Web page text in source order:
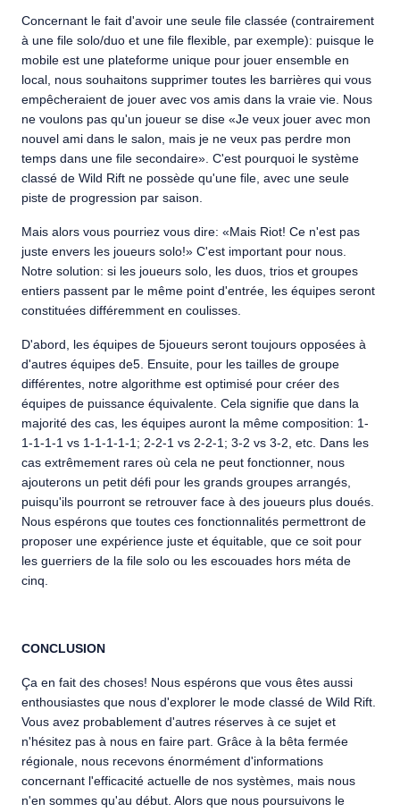
Concernant le fait d'avoir une seule file classée (contrairement
à une file solo/duo et une file flexible, par exemple): puisque le
mobile est une plateforme unique pour jouer ensemble en
local, nous souhaitons supprimer toutes les barrières qui vous
empêcheraient de jouer avec vos amis dans la vraie vie. Nous
ne voulons pas qu'un joueur se dise «Je veux jouer avec mon
nouvel ami dans le salon, mais je ne veux pas perdre mon
temps dans une file secondaire». C'est pourquoi le système
classé de Wild Rift ne possède qu'une file, avec une seule
piste de progression par saison.
Mais alors vous pourriez vous dire: «Mais Riot! Ce n'est pas
juste envers les joueurs solo!» C'est important pour nous.
Notre solution: si les joueurs solo, les duos, trios et groupes
entiers passent par le même point d'entrée, les équipes seront
constituées différemment en coulisses.
D'abord, les équipes de 5joueurs seront toujours opposées à
d'autres équipes de5. Ensuite, pour les tailles de groupe
différentes, notre algorithme est optimisé pour créer des
équipes de puissance équivalente. Cela signifie que dans la
majorité des cas, les équipes auront la même composition: 1-
1-1-1-1 vs 1-1-1-1-1; 2-2-1 vs 2-2-1; 3-2 vs 3-2, etc. Dans les
cas extrêmement rares où cela ne peut fonctionner, nous
ajouterons un petit défi pour les grands groupes arrangés,
puisqu'ils pourront se retrouver face à des joueurs plus doués.
Nous espérons que toutes ces fonctionnalités permettront de
proposer une expérience juste et équitable, que ce soit pour
les guerriers de la file solo ou les escouades hors méta de
cinq.
CONCLUSION
Ça en fait des choses! Nous espérons que vous êtes aussi
enthousiastes que nous d'explorer le mode classé de Wild Rift.
Vous avez probablement d'autres réserves à ce sujet et
n'hésitez pas à nous en faire part. Grâce à la bêta fermée
régionale, nous recevons énormément d'informations
concernant l'efficacité actuelle de nos systèmes, mais nous
n'en sommes qu'au début. Alors que nous poursuivons le